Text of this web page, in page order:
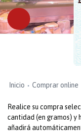
Inicio Comprar online
Realice su compra
cantidad (en gramos) y
añadirá